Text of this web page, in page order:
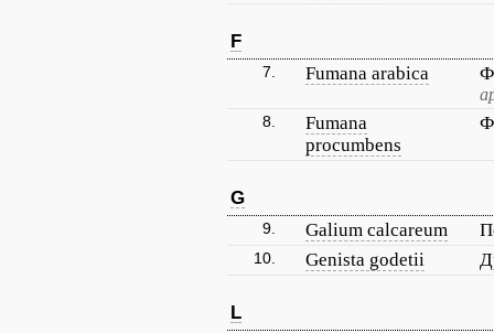
F
7. Fumana arabica
8.
Fumana
procumbens
G
9. Galium calcareum
10. Genista godetii
L